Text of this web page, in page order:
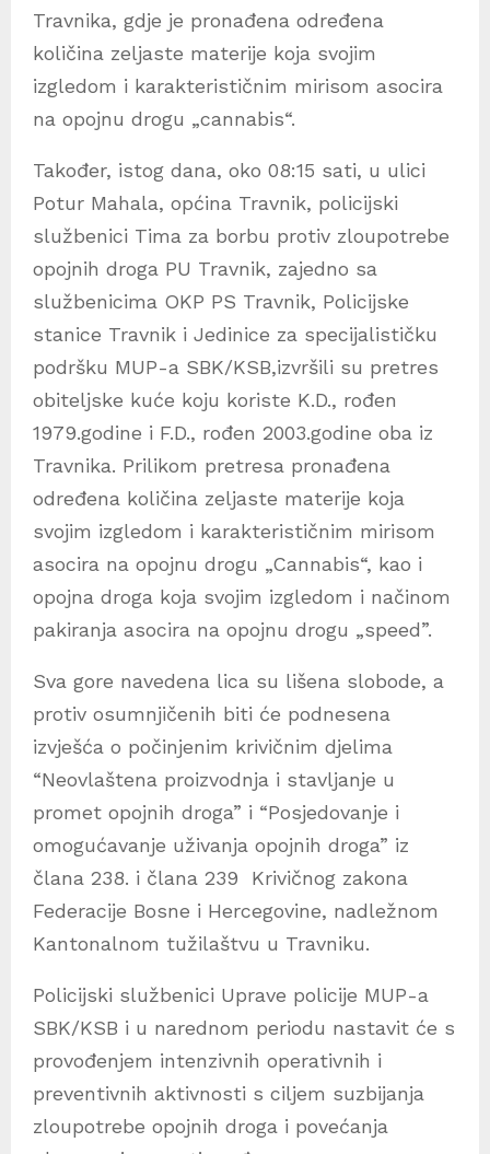
Travnika, gdje je pronađena određena
količina zeljaste materije koja svojim
izgledom i karakterističnim mirisom asocira
na opojnu drogu „cannabis“.
Također, istog dana, oko 08:15 sati, u ulici
Potur Mahala, općina Travnik, policijski
službenici Tima za borbu protiv zloupotrebe
opojnih droga PU Travnik, zajedno sa
službenicima OKP PS Travnik, Policijske
stanice Travnik i Jedinice za specijalističku
podršku MUP-a SBK/KSB,izvršili su pretres
obiteljske kuće koju koriste K.D., rođen
1979.godine i F.D., rođen 2003.godine oba iz
Travnika. Prilikom pretresa pronađena
određena količina zeljaste materije koja
svojim izgledom i karakterističnim mirisom
asocira na opojnu drogu „Cannabis“, kao i
opojna droga koja svojim izgledom i načinom
pakiranja asocira na opojnu drogu „speed”.
Sva gore navedena lica su lišena slobode, a
protiv osumnjičenih biti će podnesena
izvješća o počinjenim krivičnim djelima
“Neovlaštena proizvodnja i stavljanje u
promet opojnih droga” i “Posjedovanje i
omogućavanje uživanja opojnih droga” iz
člana 238. i člana 239 Krivičnog zakona
Federacije Bosne i Hercegovine, nadležnom
Kantonalnom tužilaštvu u Travniku.
Policijski službenici Uprave policije MUP-a
SBK/KSB i u narednom periodu nastavit će s
provođenjem intenzivnih operativnih i
preventivnih aktivnosti s ciljem suzbijanja
zloupotrebe opojnih droga i povećanja